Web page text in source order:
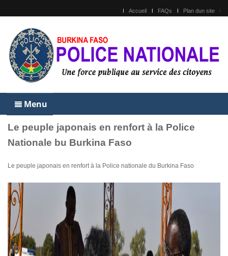
Accueil FAQs Plan dun site
Menu
Le peuple japonais en renfort à la Police
Nationale bu Burkina Faso
Le peuple japonais en renfort à la Police nationale du Burkina Faso